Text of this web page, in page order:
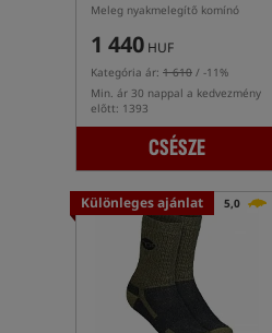
Meleg nyakmelegítő komínó
1 440 HUF
Kategória ár: 1 610 / -11%
Min. ár 30 nappal a kedvezmény
előtt: 1393
CSÉSZE
Különleges ajánlat 5,0